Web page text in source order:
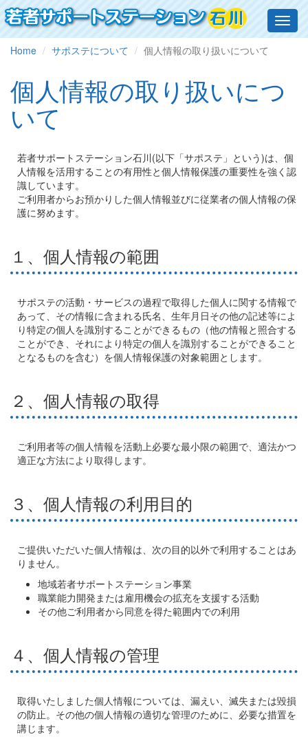
Home サポステについて 個人情報の取り扱いについて
個人情報の取り扱いにつ
いて
若者サポートステーション石川(以下「サポステ」という)は、個
人情報を活用することの有用性と個人情報保護の重要性を強く認
識しています。
ご利用者からお預かりした個人情報並びに従業者の個人情報の保
護に努めます。
１、個人情報の範囲
サポステの活動・サービスの過程で取得した個人に関する情報で
あって、その情報に含まれる氏名、生年月日その他の記述等によ
り特定の個人を識別することができるもの（他の情報と照合する
ことができ、それにより特定の個人を識別することができること
となるものを含む）を個人情報保護の対象範囲とします。
２、個人情報の取得
ご利用者等の個人情報を活動上必要な最小限の範囲で、適法かつ
適正な方法により取得します。
３、個人情報の利用目的
ご提供いただいた個人情報は、次の目的以外で利用することはあ
りません。
地域若者サポートステーション事業
職業能力開発または雇用機会の拡充を支援する活動
その他ご利用者から同意を得た範囲内での利用
４、個人情報の管理
取得いたしました個人情報については、漏えい、滅失または毀損
の防止。その他の個人情報の適切な管理のために、必要な措置を
講じます。